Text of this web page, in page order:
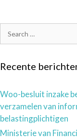
Recente
Woo-besluit inzake
verzamelen van
belastingplichtigen
Ministerie van